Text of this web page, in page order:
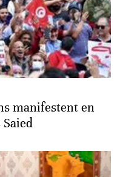
manifestent en